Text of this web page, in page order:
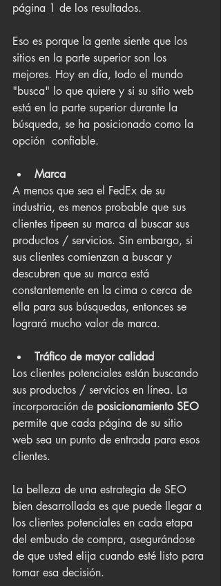
página 1 de los resultados.
Eso es porque la gente siente que los
sitios en la parte superior son los
mejores. Hoy en día, todo el mundo
"busca" lo que quiere y si su sitio web
está en la parte superior durante la
búsqueda, se ha posicionado como la
opción  confiable.
Marca
A menos que sea el FedEx de su
industria, es menos probable que sus
clientes tipeen su marca al buscar sus
productos / servicios. Sin embargo, si
sus clientes comienzan a buscar y
descubren que su marca está
constantemente en la cima o cerca de
ella para sus búsquedas, entonces se
logrará mucho valor de marca.
Tráfico de mayor calidad
Los clientes potenciales están buscando
sus productos / servicios en línea. La
incorporación de posicionamiento SEO
permite que cada página de su sitio
web sea un punto de entrada para esos
clientes.
La belleza de una estrategia de SEO
bien desarrollada es que puede llegar a
los clientes potenciales en cada etapa
del embudo de compra, asegurándose
de que usted elija cuando esté listo para
tomar esa decisión.